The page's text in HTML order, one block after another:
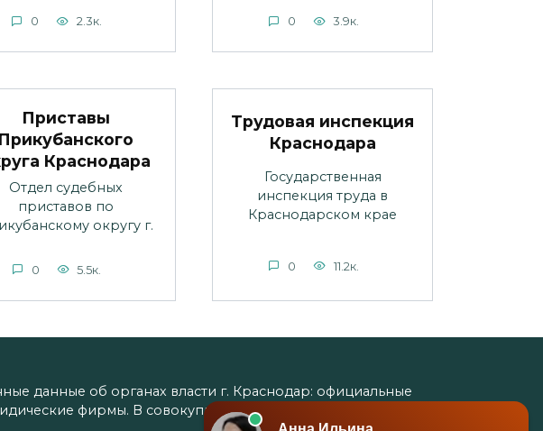
0 2.3к. 0 3.9к.
Приставы
Прикубанского
Краснодара
Отдел судебных
приставов по
округу г.
0 5.5к.
Трудовая инспекция
Краснодара
Государственная
инспекция труда в
Краснодарском крае
0 11.2к.
данные об органах власти г. Краснодар: официальные
фирмы. В совокупности представленная